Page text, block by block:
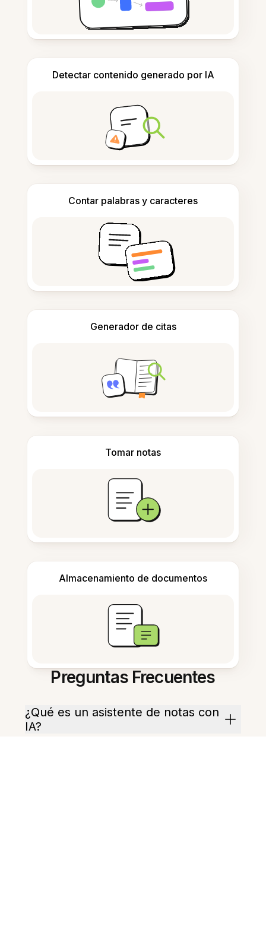
Detectar contenido generado por IA
Contar palabras y caracteres
Generador de citas
Tomar notas
Almacenamiento de documentos
Preguntas Frecuentes
¿Qué es un asistente de notas con
IA?